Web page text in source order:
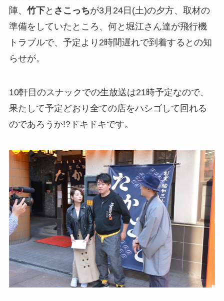
陣、 竹下と さこっちが3月24日(土)の夕方、取材の
準備をしていたところ、何と堀江さん達が飛行機
トラブルで、予定より2時間遅れで到着するとの知
らせが。
10軒目のスナックでの生放送は21時予定なので、
果たして予定どおり全ての店をハシゴして回れる
のであろうか!?ドキドキです。